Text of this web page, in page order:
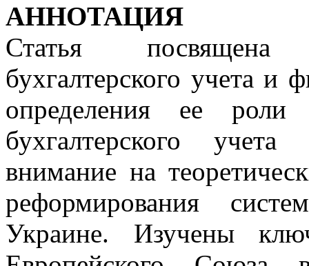
АННОТАЦИЯ
Статья посвящена
бухгалтерского учета и
определения ее роли
бухгалтерского
внимание на
реформирования
Украине. Изучены